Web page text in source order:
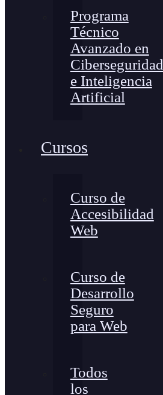
Programa
Técnico
Avanzado en
Ciberseguridad
e Inteligencia
Artificial
Cursos
Curso de
Accesibilidad
Web
Curso de
Desarrollo
Seguro
para Web
Todos
los